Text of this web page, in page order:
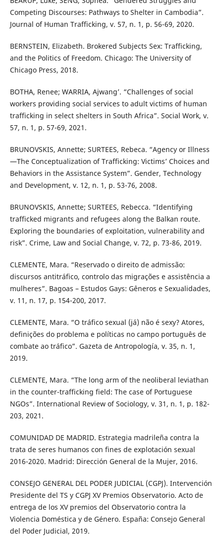
Competing Discourses: Pathways to Shelter in Cambodia”.
Journal of Human Trafficking, v. 57, n. 1, p. 56-69, 2020.
BERNSTEIN, Elizabeth. Brokered Subjects Sex: Trafficking,
and the Politics of Freedom. Chicago: The University of
Chicago Press, 2018.
BOTHA, Renee; WARRIA, Ajwang’. “Challenges of social
workers providing social services to adult victims of human
trafficking in select shelters in South Africa”. Social Work, v.
57, n. 1, p. 57-69, 2021.
BRUNOVSKIS, Annette; SURTEES, Rebeca. “Agency or Illness
—The Conceptualization of Trafficking: Victims’ Choices and
Behaviors in the Assistance System”. Gender, Technology
and Development, v. 12, n. 1, p. 53-76, 2008.
BRUNOVSKIS, Annette; SURTEES, Rebecca. “Identifying
trafficked migrants and refugees along the Balkan route.
Exploring the boundaries of exploitation, vulnerability and
risk”. Crime, Law and Social Change, v. 72, p. 73-86, 2019.
CLEMENTE, Mara. “Reservado o direito de admissão:
discursos antitráfico, controlo das migrações e assistência a
mulheres”. Bagoas – Estudos Gays: Gêneros e Sexualidades,
v. 11, n. 17, p. 154-200, 2017.
CLEMENTE, Mara. “O tráfico sexual (já) não é sexy? Atores,
definições do problema e políticas no campo português de
combate ao tráfico”. Gazeta de Antropología, v. 35, n. 1,
2019.
CLEMENTE, Mara. “The long arm of the neoliberal leviathan
in the counter-trafficking field: The case of Portuguese
NGOs”. International Review of Sociology, v. 31, n. 1, p. 182-
203, 2021.
COMUNIDAD DE MADRID. Estrategia madrileña contra la
trata de seres humanos con fines de explotación sexual
2016-2020. Madrid: Dirección General de la Mujer, 2016.
CONSEJO GENERAL DEL PODER JUDICIAL (CGPJ). Intervención
Presidente del TS y CGPJ XV Premios Observatorio. Acto de
entrega de los XV premios del Observatorio contra la
Violencia Doméstica y de Género. España: Consejo General
del Poder Judicial, 2019.